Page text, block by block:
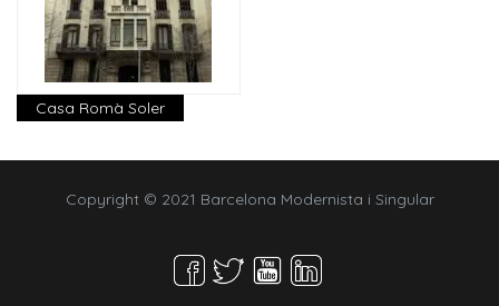
Casa Romà Soler
Copyright © 2021 Barcelona Modernista i Singular